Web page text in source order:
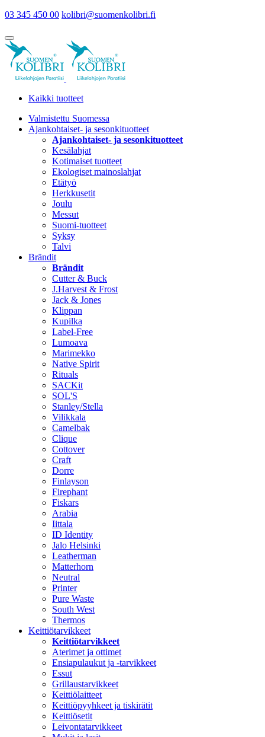
03 345 450 00 kolibri@suomenkolibri.fi
Kaikki tuotteet
Valmistettu Suomessa
Ajankohtaiset- ja sesonkituotteet
Ajankohtaiset- ja sesonkituotteet
Kesälahjat
Kotimaiset tuotteet
Ekologiset mainoslahjat
Etätyö
Herkkusetit
Joulu
Messut
Suomi-tuotteet
Syksy
Talvi
Brändit
Brändit
Cutter & Buck
J.Harvest & Frost
Jack & Jones
Klippan
Kupilka
Label-Free
Lumoava
Marimekko
Native Spirit
Rituals
SACKit
SOL'S
Stanley/Stella
Vilikkala
Camelbak
Clique
Cottover
Craft
Dorre
Finlayson
Firephant
Fiskars
Arabia
Iittala
ID Identity
Jalo Helsinki
Leatherman
Matterhorn
Neutral
Printer
Pure Waste
South West
Thermos
Keittiötarvikkeet
Keittiötarvikkeet
Aterimet ja ottimet
Ensiapulaukut ja -tarvikkeet
Essut
Grillaustarvikkeet
Keittiölaitteet
Keittiöpyyhkeet ja tiskirätit
Keittiösetit
Leivontatarvikkeet